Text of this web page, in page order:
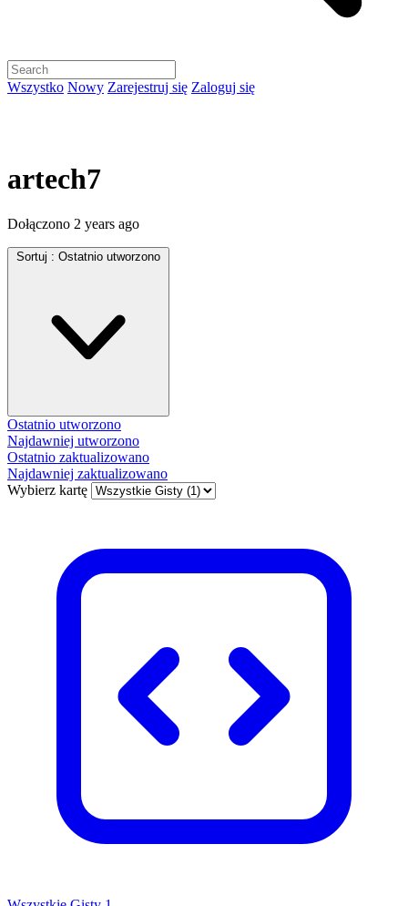
Wszystko Nowy Zarejestruj się Zaloguj się
artech7
Dołączono 2 years ago
Sortuj : Ostatnio utworzono
Ostatnio utworzono
Najdawniej utworzono
Ostatnio zaktualizowano
Najdawniej zaktualizowano
Wybierz kartę